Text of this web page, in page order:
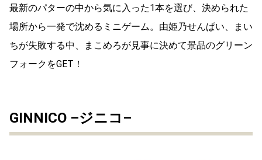
最新のパターの中から気に入った1本を選び、決められた
場所から一発で沈めるミニゲーム。由姫乃せんぱい、まい
ちが失敗する中、まこめろが見事に決めて景品のグリーン
フォークをGET！
GINNICO –ジニコ–